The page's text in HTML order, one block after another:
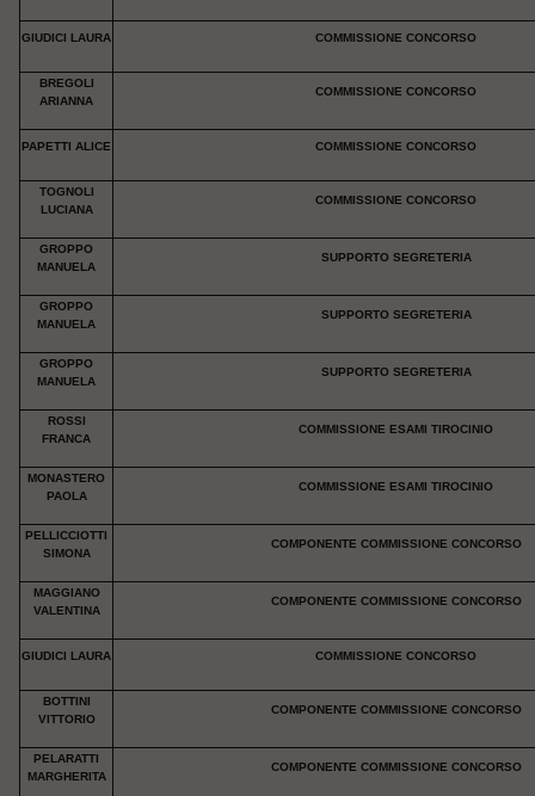
GIUDICI LAURA COMMISSIONE CONCORSO
BREGOLI
ARIANNA
COMMISSIONE CONCORSO
PAPETTI ALICE COMMISSIONE CONCORSO
TOGNOLI
LUCIANA
COMMISSIONE CONCORSO
GROPPO
MANUELA
SUPPORTO SEGRETERIA
GROPPO
MANUELA
SUPPORTO SEGRETERIA
GROPPO
MANUELA
SUPPORTO SEGRETERIA
ROSSI
FRANCA
COMMISSIONE ESAMI TIROCINIO
MONASTERO
PAOLA
COMMISSIONE ESAMI TIROCINIO
PELLICCIOTTI
SIMONA
COMPONENTE COMMISSIONE CONCORSO
MAGGIANO
VALENTINA
COMPONENTE COMMISSIONE CONCORSO
GIUDICI LAURA COMMISSIONE CONCORSO
BOTTINI
VITTORIO
COMPONENTE COMMISSIONE CONCORSO
PELARATTI
MARGHERITA
COMPONENTE COMMISSIONE CONCORSO